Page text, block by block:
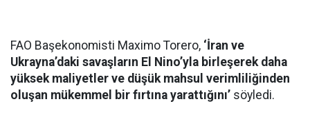
FAO Başekonomisti Maximo Torero, ‘İran ve
Ukrayna’daki savaşların El Nino’yla birleşerek daha
yüksek maliyetler ve düşük mahsul verimliliğinden
oluşan mükemmel bir fırtına yarattığını’ söyledi.